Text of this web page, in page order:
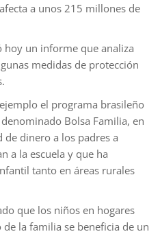
a unos 215 millones de
hoy un informe que analiza
medidas de protección
el programa brasileño
Bolsa Familia, en
de dinero a los padres a
a la escuela y que ha
tanto en áreas rurales
que los niños en hogares
la familia se beneficia de un